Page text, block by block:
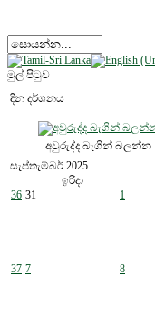
මුල් පිටුව
දින දර්ශනය
අවුරුද්ද බැගින් බලන්න
සැප්තැම්බර් 2025
ඉරිදා
36 31 1
37 7 8